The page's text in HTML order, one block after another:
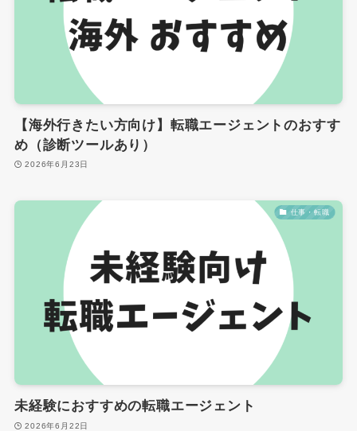
【海外行きたい方向け】転職エージェントのおすす
め（診断ツールあり）
2026年6月23日
仕事・転職
未経験におすすめの転職エージェント
2026年6月22日